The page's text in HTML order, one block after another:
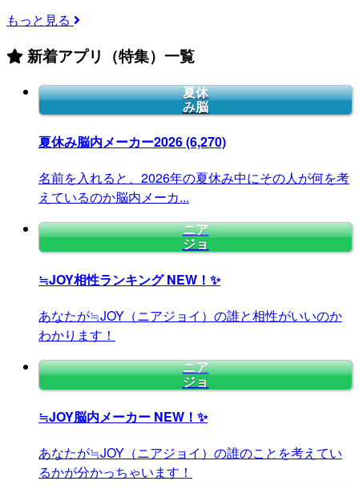
もっと見る
新着アプリ（特集）一覧
夏休
み脳
夏休み脳内メーカー2026(6,270)
名前を入れると、2026年の夏休み中にその人が何を考
えているのか脳内メーカ...
ニア
ジョ
≒JOY相性ランキングNEW！✨
あなたが≒JOY（ニアジョイ）の誰と相性がいいのか
わかります！
ニア
ジョ
≒JOY脳内メーカー NEW！✨
あなたが≒JOY（ニアジョイ）の誰のことを考えてい
るかが分かっちゃいます！